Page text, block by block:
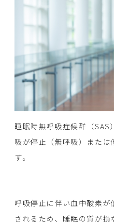
睡眠時無呼吸症候群（
吸が停止（無呼吸）また
す。
呼吸停止に伴い血中酸素
されるため、睡眠の質が損